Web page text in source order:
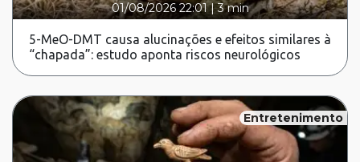
01/08/2026 22:01|3 min
5-MeO-DMT causa alucinações e efeitos similares à
“chapada”: estudo aponta riscos neurológicos
Entretenimento